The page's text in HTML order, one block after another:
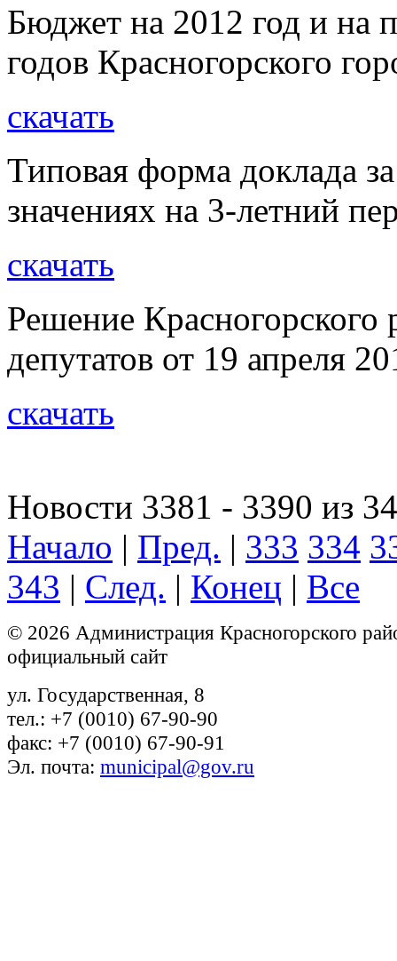
Бюджет на 2012 год и на
годов Красногорского
скачать
Типовая форма доклада
значениях на 3-летний
скачать
Решение
депутатов от 19 апреля
скачать
Новости 3381 - 3390 из
Начало | Пред. | 333 334
343 | След. | Конец | Все
© 2026 Администрация Красногорского
официальный сайт
ул. Государственная, 8
тел.: +7 (0010) 67-90-90
факс: +7 (0010) 67-90-91
Эл. почта: municipal@gov.ru